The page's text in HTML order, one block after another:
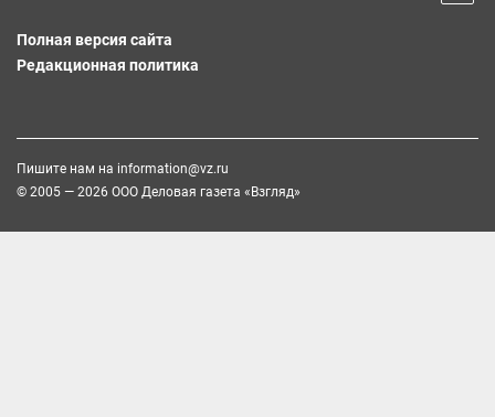
Полная версия сайта
Редакционная политика
Пишите нам на information@vz.ru
© 2005 — 2026 ООО Деловая газета «Взгляд»